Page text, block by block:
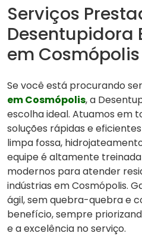
Serviços
Desentupidora
em Cosmópolis
Se você está procurando
em Cosmópolis, a
escolha ideal. Atuamos em
soluções rápidas e
limpa fossa,
equipe é altamente
modernos para atender
indústrias em Cosmópolis.
ágil, sem quebra-quebra e
benefício, sempre
e a excelência no serviço.